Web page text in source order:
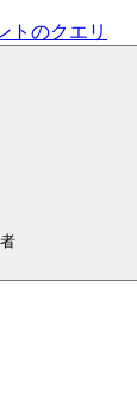
トのクエリ